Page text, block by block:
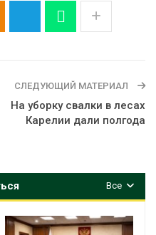
СЛЕДУЮЩИЙ МАТЕРИАЛ
На уборку свалки в лесах
Карелии дали полгода
Все